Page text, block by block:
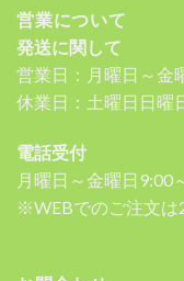
営業について
発送に関して
営業日：月曜日～金
休業日：土曜日日曜
電話受付
月曜日～金曜日9:00
※WEBでのご注文は